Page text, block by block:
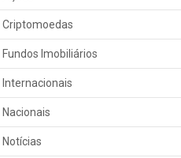
Criptomoedas
Fundos Imobiliários
Internacionais
Nacionais
Notícias